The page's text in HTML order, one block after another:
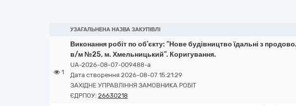
УЗАГАЛЬНЕНА НАЗВА ЗАКУПІВЛІ
1
Виконання робіт по об’єкту: “Нове будівництво їдальні з
в/м №25, м. Хмельницький”. Коригування.
UA-2026-08-07-009488-a
Дата створення 2026-08-07 15:21:29
ЗАХІДНЕ УПРАВЛІННЯ ЗАМОВНИКА РОБІТ
ЄДРПОУ: 26630218